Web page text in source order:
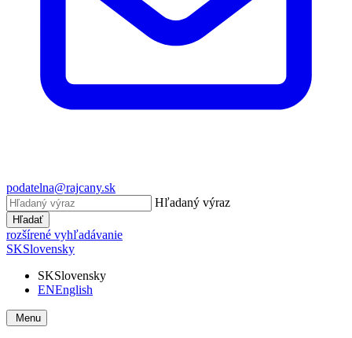
podatelna@rajcany.sk
Hľadaný výraz
Hľadať
rozšírené vyhľadávanie
SKSlovensky
SKSlovensky
ENEnglish
Menu